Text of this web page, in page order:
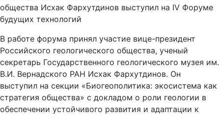
общества Исхак Фархутдинов выступил на IV Форуме
будущих технологий
В работе форума принял участие вице-президент
Российского геологического общества, ученый
секретарь Государственного геологического музея им.
В.И. Вернадского РАН Исхак Фархутдинов. Он
выступил на секции «Биогеополитика: экосистема как
стратегия общества» с докладом о роли геологии в
обеспечении устойчивого развития и адаптации к